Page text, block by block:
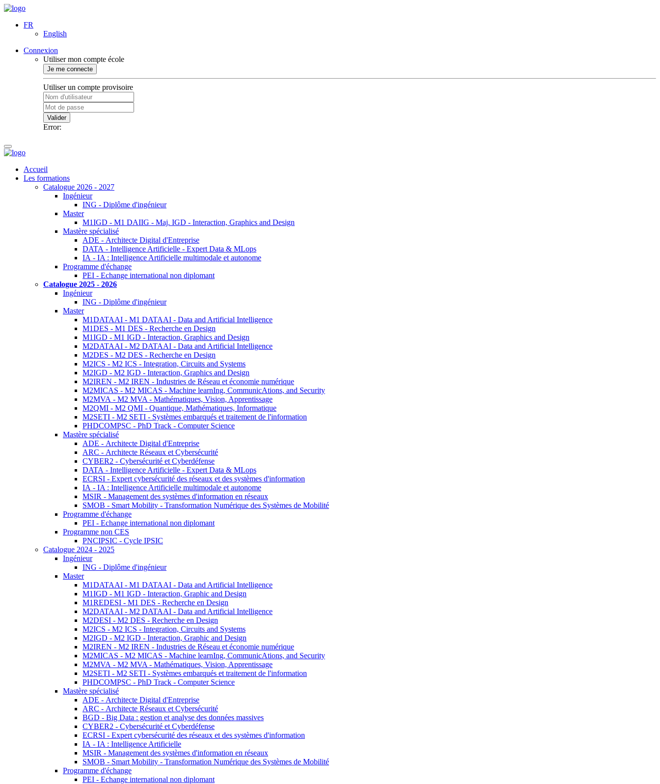
FR
English
Connexion
Utiliser mon compte école
Je me connecte
Utiliser un compte provisoire
Valider
Error:
Accueil
Les formations
Catalogue 2026 - 2027
Ingénieur
ING - Diplôme d'ingénieur
Master
M1IGD - M1 DAIIG - Maj. IGD - Interaction, Graphics and Design
Mastère spécialisé
ADE - Architecte Digital d'Entreprise
DATA - Intelligence Artificielle - Expert Data & MLops
IA - IA : Intelligence Artificielle multimodale et autonome
Programme d'échange
PEI - Echange international non diplomant
Catalogue 2025 - 2026
Ingénieur
ING - Diplôme d'ingénieur
Master
M1DATAAI - M1 DATAAI - Data and Artificial Intelligence
M1DES - M1 DES - Recherche en Design
M1IGD - M1 IGD - Interaction, Graphics and Design
M2DATAAI - M2 DATAAI - Data and Artificial Intelligence
M2DES - M2 DES - Recherche en Design
M2ICS - M2 ICS - Integration, Circuits and Systems
M2IGD - M2 IGD - Interaction, Graphics and Design
M2IREN - M2 IREN - Industries de Réseau et économie numérique
M2MICAS - M2 MICAS - Machine learnIng, CommunicAtions, and Security
M2MVA - M2 MVA - Mathématiques, Vision, Apprentissage
M2QMI - M2 QMI - Quantique, Mathématiques, Informatique
M2SETI - M2 SETI - Systèmes embarqués et traitement de l'information
PHDCOMPSC - PhD Track - Computer Science
Mastère spécialisé
ADE - Architecte Digital d'Entreprise
ARC - Architecte Réseaux et Cybersécurité
CYBER2 - Cybersécurité et Cyberdéfense
DATA - Intelligence Artificielle - Expert Data & MLops
ECRSI - Expert cybersécurité des réseaux et des systèmes d'information
IA - IA : Intelligence Artificielle multimodale et autonome
MSIR - Management des systèmes d'information en réseaux
SMOB - Smart Mobility - Transformation Numérique des Systèmes de Mobilité
Programme d'échange
PEI - Echange international non diplomant
Programme non CES
PNCIPSIC - Cycle IPSIC
Catalogue 2024 - 2025
Ingénieur
ING - Diplôme d'ingénieur
Master
M1DATAAI - M1 DATAAI - Data and Artificial Intelligence
M1IGD - M1 IGD - Interaction, Graphic and Design
M1REDESI - M1 DES - Recherche en Design
M2DATAAI - M2 DATAAI - Data and Artificial Intelligence
M2DESI - M2 DES - Recherche en Design
M2ICS - M2 ICS - Integration, Circuits and Systems
M2IGD - M2 IGD - Interaction, Graphic and Design
M2IREN - M2 IREN - Industries de Réseau et économie numérique
M2MICAS - M2 MICAS - Machine learnIng, CommunicAtions, and Security
M2MVA - M2 MVA - Mathématiques, Vision, Apprentissage
M2SETI - M2 SETI - Systèmes embarqués et traitement de l'information
PHDCOMPSC - PhD Track - Computer Science
Mastère spécialisé
ADE - Architecte Digital d'Entreprise
ARC - Architecte Réseaux et Cybersécurité
BGD - Big Data : gestion et analyse des données massives
CYBER2 - Cybersécurité et Cyberdéfense
ECRSI - Expert cybersécurité des réseaux et des systèmes d'information
IA - IA : Intelligence Artificielle
MSIR - Management des systèmes d'information en réseaux
SMOB - Smart Mobility - Transformation Numérique des Systèmes de Mobilité
Programme d'échange
PEI - Echange international non diplomant